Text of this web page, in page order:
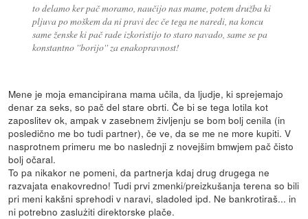
to delamo ker pač moramo, naučijo nas mame, potem družba ki
pljuva po moškem da ni pravi dec če tega ne naredi, na koncu
same ženske ki pač rade izkoristijo to staro navado, same se pa
konstantno ''borijo'' za enakopravnost!
Mene je moja emancipirana mama učila, da ljudje, ki sprejemajo
denar za seks, so pač del stare obrti. Če bi se tega lotila kot
zaposlitev ok, ampak v zasebnem življenju se bom bolj cenila (in
posledično me bo tudi partner), če ve, da se me ne more kupiti. V
nasprotnem primeru me bo naslednji z novejšim bmwjem pač čisto
bolj očaral.
To pa nikakor ne pomeni, da partnerja kdaj drug drugega ne
razvajata enakovredno! Tudi prvi zmenki/preizkušanja terena so bili
pri meni kakšni sprehodi v naravi, sladoled ipd. Ne bankrotiraš... in
ni potrebno zaslużiti direktorske plače.